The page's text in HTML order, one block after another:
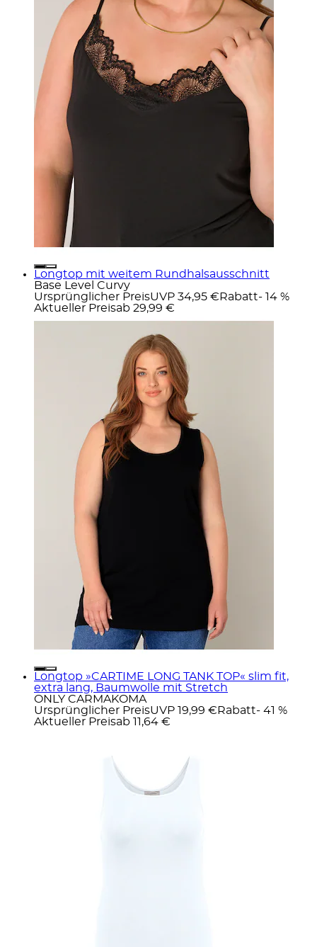
Longtop mit weitem Rundhalsausschnitt
Base Level Curvy
Ursprünglicher PreisUVP 34,95 € Rabatt- 14 %
Aktueller Preisab 29,99 €
Longtop »CARTIME LONG TANK TOP« slim fit,
extra lang, Baumwolle mit Stretch
ONLY CARMAKOMA
Ursprünglicher PreisUVP 19,99 € Rabatt- 41 %
Aktueller Preisab 11,64 €